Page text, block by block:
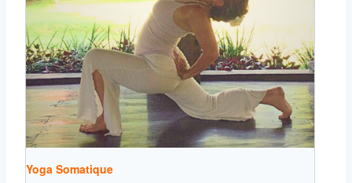
Yoga Somatique